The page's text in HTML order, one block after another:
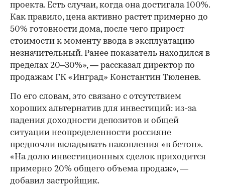
проекта. Есть случаи, когда она достигала 100%.
Как правило, цена активно растет примерно до
50% готовности дома, после чего прирост
стоимости к моменту ввода в эксплуатацию
незначительный. Ранее показатель находился в
пределах 20–30%», — рассказал директор по
продажам ГК «Инград» Константин Тюленев.
По его словам, это связано с отсутствием
хороших альтернатив для инвестиций: из-за
падения доходности депозитов и общей
ситуации неопределенности россияне
предпочли вкладывать накопления «в бетон».
«На долю инвестиционных сделок приходится
примерно 20% общего объема продаж», —
добавил застройщик.